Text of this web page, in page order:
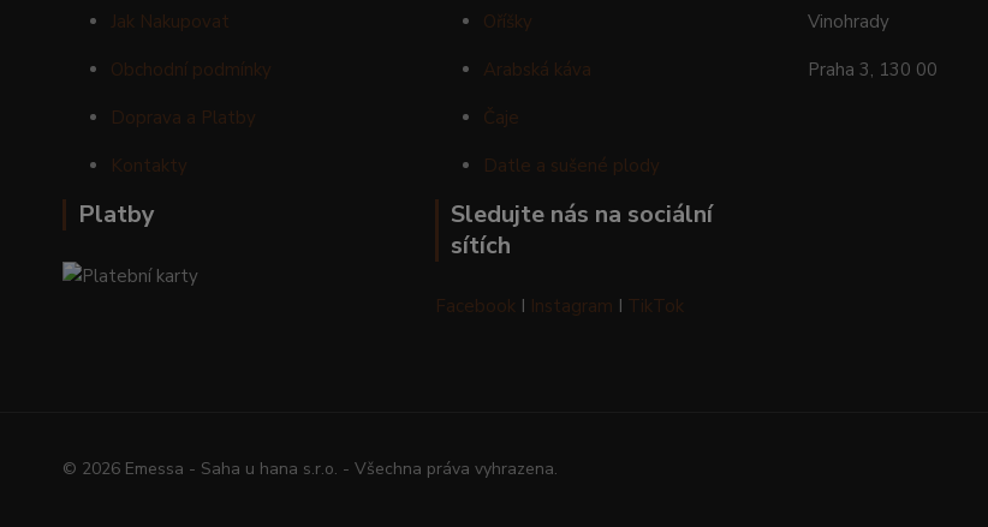
Jak Nakupovat
Obchodní podmínky
Doprava a Platby
Kontakty
Platby
Oříšky
Arabská káva
Čaje
Datle a sušené plody
Sledujte nás na sociální
sítích
Facebook I Instagram I TikTok
Vinohrady
Praha 3, 130 00
© 2026 Emessa - Saha u hana s.r.o. - Všechna práva vyhrazena.